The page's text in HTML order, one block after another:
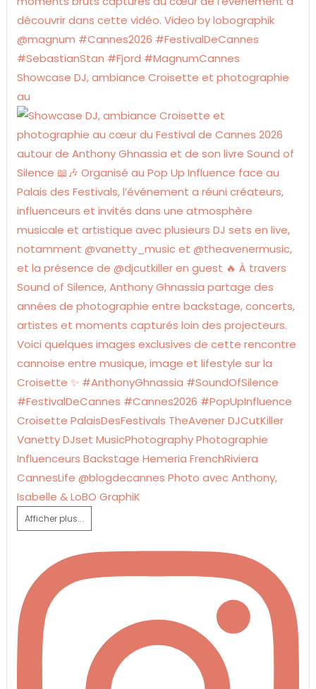
Showcase DJ, ambiance Croisette et photographie
au
Afficher plus...